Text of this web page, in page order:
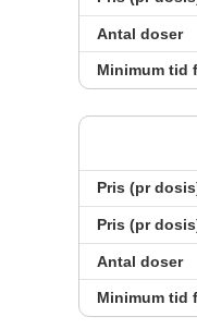
Antal doser
Minimum tid
Pris (pr
Pris (pr
Antal doser
Minimum tid